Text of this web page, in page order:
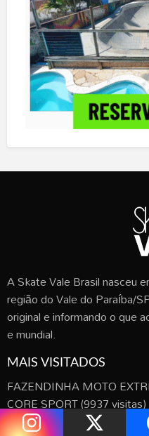
A Skate Vale Brasil nasceu
região do Vale do Paraíba/
original e informando o que
e mundial.
MAIS VISITADOS
FAZENDINHA MOTO
CORE SPORT(9937 visitas)
VAHLENT SKATE SHOP